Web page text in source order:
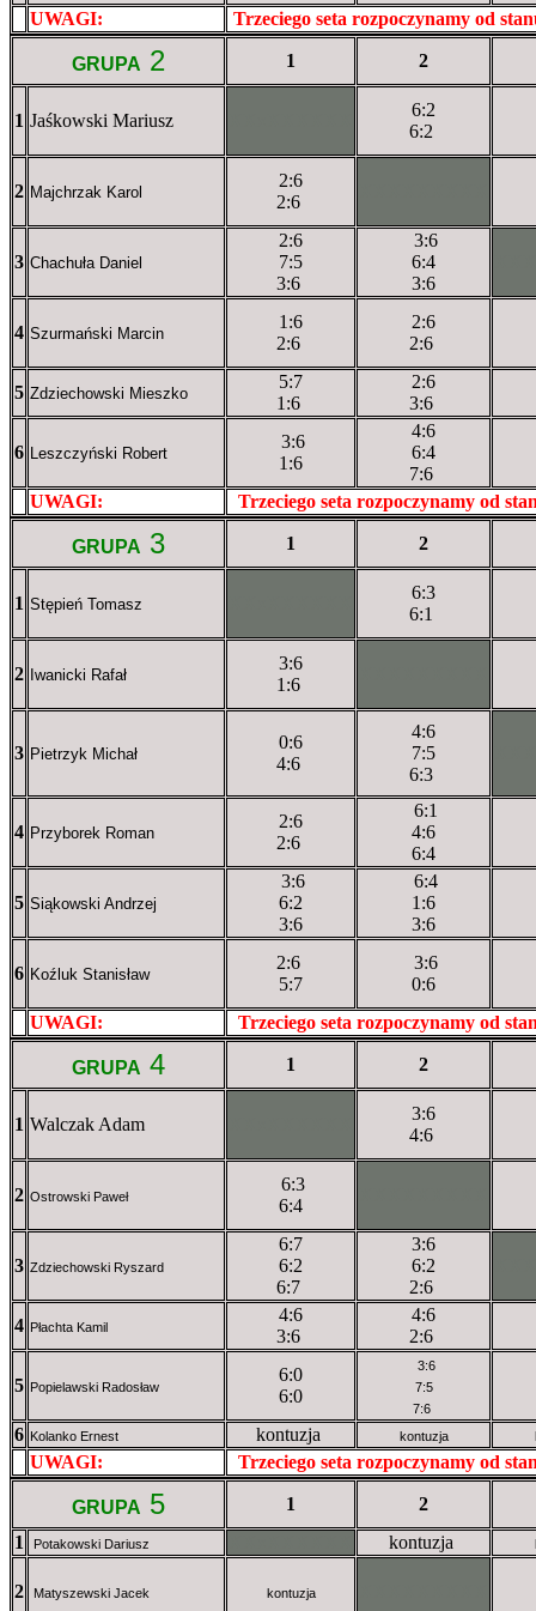
UWAGI: Trzeciego seta rozpoczynamy od
GRUPA 2 1 2
1 Jaśkowski Mariusz
6:2
6:2
2 Majchrzak Karol
2:6
2:6
3 Chachuła Daniel
2:6
7:5
3:6
3:6
6:4
3:6
4 Szurmański Marcin
1:6
2:6
2:6
2:6
5 Zdziechowski Mieszko
5:7
1:6
2:6
3:6
6 Leszczyński Robert
3:6
1:6
4:6
6:4
7:6
UWAGI:
Trzeciego seta rozpoczynamy od
GRUPA 3 1 2
1 Stępień Tomasz
6:3
6:1
2 Iwanicki Rafał
3:6
1:6
3 Pietrzyk Michał
0:6
4:6
4:6
7:5
6:3
4 Przyborek Roman
2:6
2:6
6:1
4:6
6:4
5 Siąkowski Andrzej
3:6
6:2
3:6
6:4
1:6
3:6
6 Koźluk Stanisław
5:7
3:6
0:6
UWAGI:
Trzeciego seta rozpoczynamy od
GRUPA 4 1 2
1 Walczak Adam
3:6
4:6
2 Ostrowski Paweł
6:3
6:4
3 Zdziechowski Ryszard
6:7
6:2
6:7
3:6
6:2
2:6
4 Płachta Kamil
4:6
3:6
4:6
2:6
5 Popielawski Radosław
6:0
6:0
3:6
7:5
7:6
6 Kolanko Ernest kontuzja kontuzja
UWAGI: Trzeciego seta rozpoczynamy od
GRUPA 5 1
2
1
Potakowski Dariusz kontuzja
2 Matyszewski Jacek kontuzja